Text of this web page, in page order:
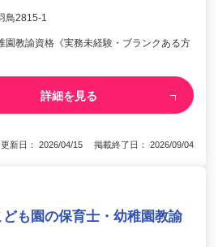
鳥2815-1
園教諭資格《実務未経験・ブランクある方
詳細を見る
更新日： 2026/04/15 掲載終了日： 2026/09/04
も園の保育士・幼稚園教諭